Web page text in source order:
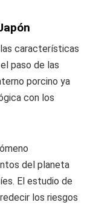
características
paso de las
porcino ya
con los
del planeta
El estudio de
los riesgos